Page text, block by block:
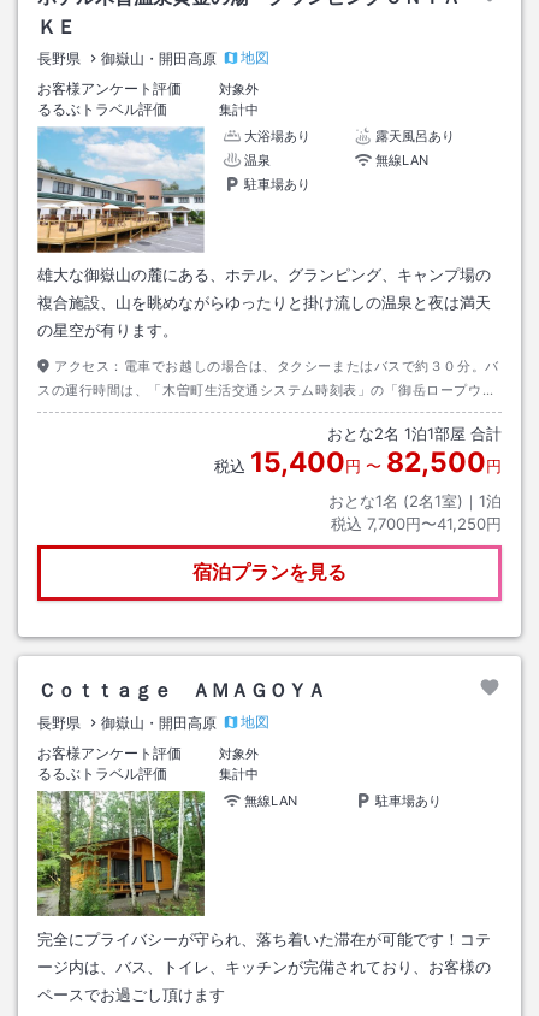
ＫＥ
長野県 御嶽山・開田高原
地図
お客様アンケート評価
対象外
るるぶトラベル評価
集計中
大浴場あり
露天風呂あり
温泉
無線LAN
駐車場あり
雄大な御嶽山の麓にある、ホテル、グランピング、キャンプ場の
複合施設、山を眺めながらゆったりと掛け流しの温泉と夜は満天
の星空が有ります。
アクセス： 電車でお越しの場合は、タクシーまたはバスで約３０分。バ
スの運行時間は、「木曽町生活交通システム時刻表」の「御岳ロープウェ
イ線」と「幹線木曽温泉線」を確認して下さい。
おとな2名 1泊1部屋 合計
税込 15,400円 〜 82,500円
おとな1名 (2名1室)｜ 1泊
税込 7,700円〜41,250円
宿泊プランを見る
Ｃｏｔｔａｇｅ ＡＭＡＧＯＹＡ
長野県 御嶽山・開田高原
地図
お客様アンケート評価
対象外
るるぶトラベル評価
集計中
無線LAN
駐車場あり
完全にプライバシーが守られ、落ち着いた滞在が可能です！コテ
ージ内は、バス、トイレ、キッチンが完備されており、お客様の
ペースでお過ごし頂けます